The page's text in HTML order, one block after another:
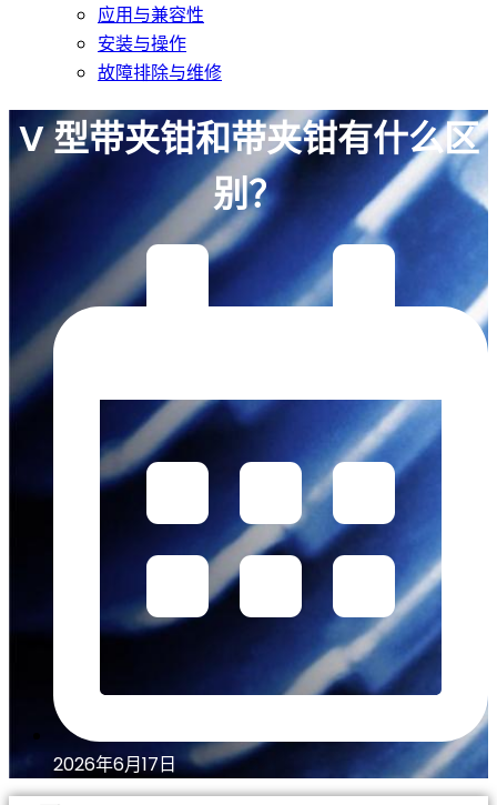
应用与兼容性
安装与操作
故障排除与维修
V 型带夹钳和带夹钳有什么区
别？
2026年6月17日